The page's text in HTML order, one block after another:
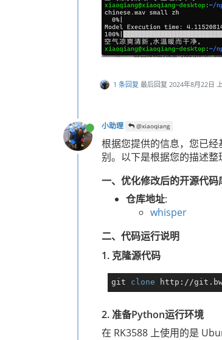
1 条回复 最后回复 2024年8月22日
小助理 @xiaoqiang
根据您提供的信息，您已经
别。以下是根据您的描述整
一、优化修改后的开源代码
仓库地址:
whisper
二、代码运行说明
1. 克隆源代码
git clone
2. 准备Python运行环境
在 RK3588 上使用的是